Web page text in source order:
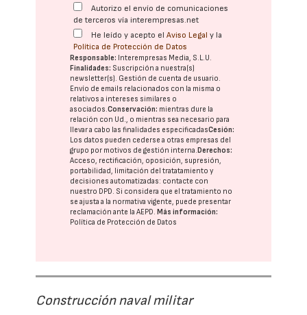
Autorizo el envío de comunicaciones
de terceros vía interempresas.net
He leído y acepto elAviso Legal y la
Política de Protección de Datos
Responsable: Interempresas Media, S.L.U.
Finalidades: Suscripción a nuestra(s)
newsletter(s). Gestión de cuenta de usuario.
Envío de emails relacionados con la misma o
relativos a intereses similares o
asociados.Conservación: mientras dure la
relación con Ud., o mientras sea necesario para
llevar a cabo las finalidades especificadasCesión:
Los datos pueden cederse a otras empresas del
grupo por motivos de gestión interna. Derechos:
Acceso, rectificación, oposición, supresión,
portabilidad, limitación del tratatamiento y
decisiones automatizadas: contacte con
nuestro DPD. Si considera que el tratamiento no
se ajusta a la normativa vigente, puede presentar
reclamación ante laAEPD. Más información:
Política de Protección de Datos
Construcción naval militar